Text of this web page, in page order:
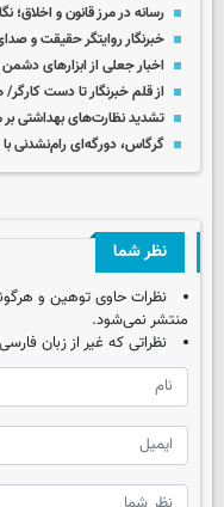
رسانه در مرز قانون و
خبرنگار روایتگر حقیقت و
اخبار جعلی از ابزارهای
از قلم خبرنگار تا دست
تشدید نظارت‌های بهداشتی بر
گرگاس، دورگه‌ای رام‌نشدنی
نظر شما
نظرات حاوی توهین و
منتشر نمی‌شود.
نظراتی که غیر از زبان